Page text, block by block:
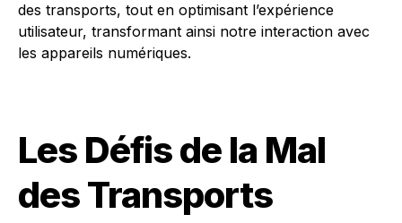
des transports, tout en optimisant l’expérience
utilisateur, transformant ainsi notre interaction avec
les appareils numériques.
Les Défis de la Mal
des Transports